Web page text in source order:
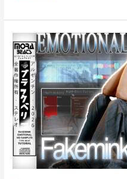
]
Cómo
evitar
el
BEATBLOCK
(prod.
mora)
[72]